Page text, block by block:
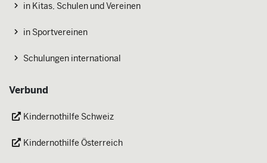
in Kitas, Schulen und Vereinen
in Sportvereinen
Schulungen international
Verbund
Kindernothilfe Schweiz
Kindernothilfe Österreich